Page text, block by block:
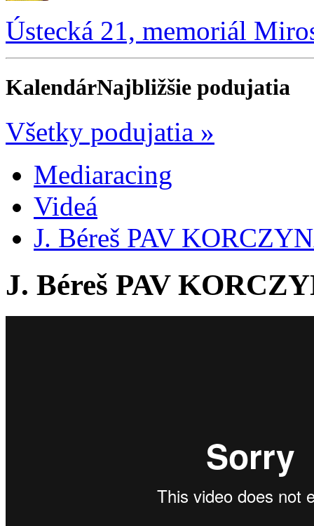
Ústecká 21, memoriál
KalendárNajbližšie podujatia
Všetky podujatia »
Mediaracing
Videá
J. Béreš PAV
J. Béreš PAV